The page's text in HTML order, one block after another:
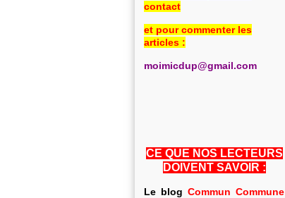
contact
et pour commenter les
articles :
moimicdup@gmail.com
CE QUE NOS LECTEURS
DOIVENT SAVOIR :
Le blog Commun Commune